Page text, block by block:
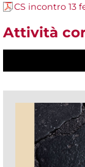
CS incontro 13
Attività